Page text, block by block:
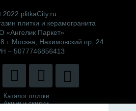
2022 plitkaCity.ru
плитки и керамогранита
«Ангелик Паркет»
г. Москва, Нахимовский пр. 24
– 5077746856413
Каталог плитки
Акции и скидки